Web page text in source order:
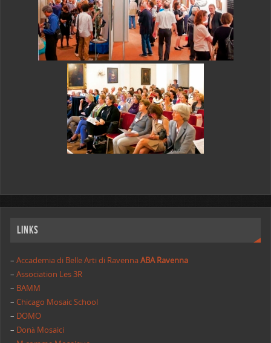
Links
– Accademia di Belle Arti di RavennaABA Ravenna
–Association Les 3R
– BAMM
–Chicago Mosaic School
– DOMO
– Donà Mosaici